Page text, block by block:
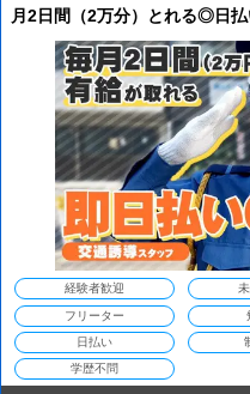
月2日間（2万分）とれる◎日
経験者歓迎
フリーター
日払い
学歴不問